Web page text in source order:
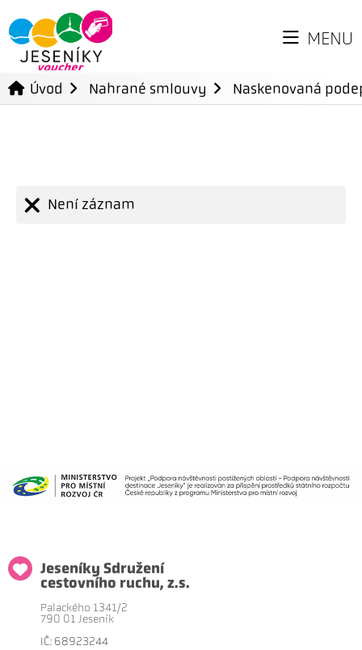
MENU
Úvod Nahrané smlouvy Naskenovaná
Není záznam
Jeseníky Sdružení
cestovního ruchu, z.s.
Palackého 1341/2
790 01 Jeseník
IČ: 68923244